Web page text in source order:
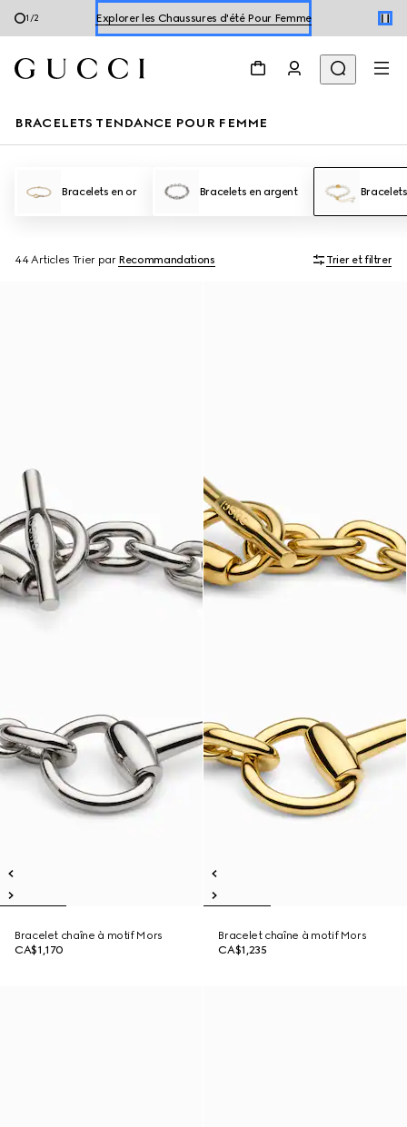
2 /2 Explore les Chaussures d'été Pour Homme
BRACELETS TENDANCE POUR FEMME
Bracelets en or Bracelets en argent
44 Articles Trier par Recommandations Trier et filtrer
Bracelet chaîne à motif Mors
CA$1,170
Bracelet chaîne à motif Mors
CA$1,235